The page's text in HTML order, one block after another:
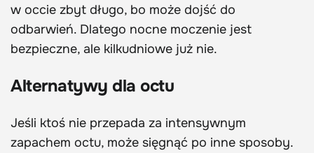
w occie zbyt długo, bo może dojść do
odbarwień. Dlatego nocne moczenie jest
bezpieczne, ale kilkudniowe już nie.
Alternatywy dla octu
Jeśli ktoś nie przepada za intensywnym
zapachem octu, może sięgnąć po inne sposoby.